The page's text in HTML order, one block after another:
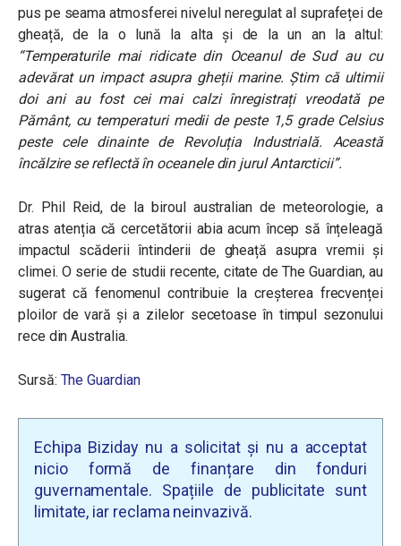
pus pe seama atmosferei nivelul neregulat al suprafeței de
gheață, de la o lună la alta și de la un an la altul:
“Temperaturile mai ridicate din Oceanul de Sud au cu
adevărat un impact asupra gheții marine. Știm că ultimii
doi ani au fost cei mai calzi înregistrați vreodată pe
Pământ, cu temperaturi medii de peste 1,5 grade Celsius
peste cele dinainte de Revoluția Industrială. Această
încălzire se reflectă în oceanele din jurul Antarcticii”.
Dr. Phil Reid, de la biroul australian de meteorologie, a
atras atenția că cercetătorii abia acum încep să înțeleagă
impactul scăderii întinderii de gheață asupra vremii și
climei. O serie de studii recente, citate de The Guardian, au
sugerat că fenomenul contribuie la creșterea frecvenței
ploilor de vară și a zilelor secetoase în timpul sezonului
rece din Australia.
Sursă: The Guardian
Echipa Biziday nu a solicitat și nu a acceptat
nicio formă de finanțare din fonduri
guvernamentale. Spațiile de publicitate sunt
limitate, iar reclama neinvazivă.